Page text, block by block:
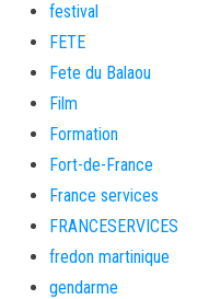
festival
FETE
Fete du Balaou
Film
Formation
Fort-de-France
France services
FRANCESERVICES
fredon martinique
gendarme